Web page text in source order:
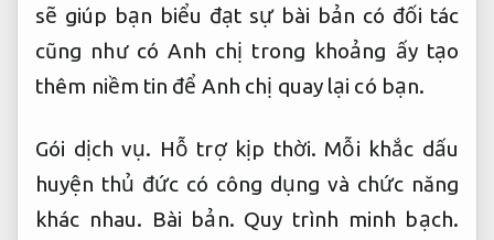
sẽ giúp bạn biểu đạt sự bài bản có đối tác
cũng như có Anh chị trong khoảng ấy tạo
thêm niềm tin để Anh chị quay lại có bạn.
Gói dịch vụ. Hỗ trợ kịp thời. Mỗi khắc dấu
huyện thủ đức có công dụng và chức năng
khác nhau. Bài bản. Quy trình minh bạch.